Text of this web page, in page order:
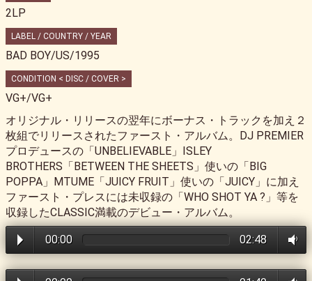
2LP
LABEL / COUNTRY / YEAR
BAD BOY/US/1995
CONDITION < DISC / COVER >
VG+/VG+
オリジナル・リリースの翌年にボーナス・トラックを加え２
枚組でリリースされたファースト・アルバム。DJ PREMIER
プロデュースの「UNBELIEVABLE」ISLEY
BROTHERS「BETWEEN THE SHEETS」使いの「BIG
POPPA」MTUME「JUICY FRUIT」使いの「JUICY」に加え
ファースト・プレスには未収録の「WHO SHOT YA ?」等を
収録したCLASSIC満載のデビュー・アルバム。
00:00 02:48